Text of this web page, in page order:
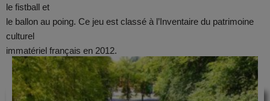
le fistball et
le ballon au poing. Ce jeu est classé à l’Inventaire du patrimoine
culturel
immatériel français en 2012.